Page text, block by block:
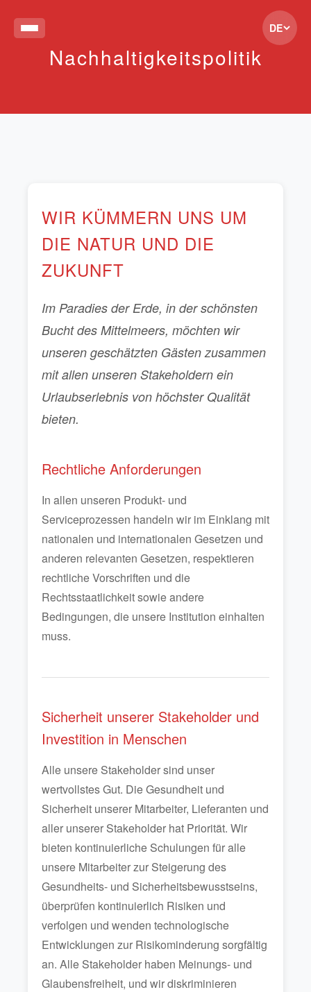
DE
Nachhaltigkeitspolitik
WIR KÜMMERN UNS UM
DIE NATUR UND DIE
ZUKUNFT
Im Paradies der Erde, in der schönsten
Bucht des Mittelmeers, möchten wir
unseren geschätzten Gästen zusammen
mit allen unseren Stakeholdern ein
Urlaubserlebnis von höchster Qualität
bieten.
Rechtliche Anforderungen
In allen unseren Produkt- und
Serviceprozessen handeln wir im Einklang mit
nationalen und internationalen Gesetzen und
anderen relevanten Gesetzen, respektieren
rechtliche Vorschriften und die
Rechtsstaatlichkeit sowie andere
Bedingungen, die unsere Institution einhalten
muss.
Sicherheit unserer Stakeholder und
Investition in Menschen
Alle unsere Stakeholder sind unser
wertvollstes Gut. Die Gesundheit und
Sicherheit unserer Mitarbeiter, Lieferanten und
aller unserer Stakeholder hat Priorität. Wir
bieten kontinuierliche Schulungen für alle
unsere Mitarbeiter zur Steigerung des
Gesundheits- und Sicherheitsbewusstseins,
überprüfen kontinuierlich Risiken und
verfolgen und wenden technologische
Entwicklungen zur Risikominderung sorgfältig
an. Alle Stakeholder haben Meinungs- und
Glaubensfreiheit, und wir diskriminieren